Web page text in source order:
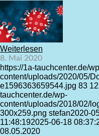
Weiterlesen
8. Mai 2020
https://1a-tauchcenter.de/
content/uploads/2020/05/
e1596363659544.jpg 83
tauchcenter.de/wp-
content/uploads/2018/02/
300x259.png stefan2020-
11:48:192025-06-18
08.05.2020